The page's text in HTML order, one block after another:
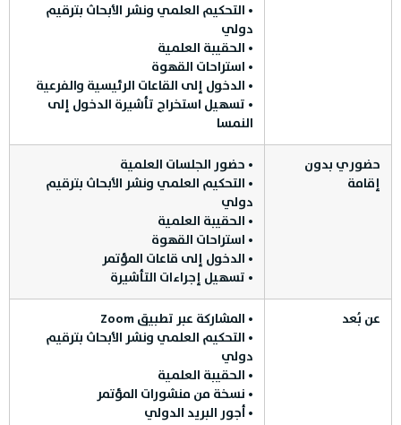
• التحكيم العلمي ونشر الأبحاث بترقيم
دولي
• الحقيبة العلمية
• استراحات القهوة
• الدخول إلى القاعات الرئيسية والفرعية
• تسهيل استخراج تأشيرة الدخول إلى
النمسا
حضوري بدون
إقامة
• حضور الجلسات العلمية
• التحكيم العلمي ونشر الأبحاث بترقيم
دولي
• الحقيبة العلمية
• استراحات القهوة
• الدخول إلى قاعات المؤتمر
• تسهيل إجراءات التأشيرة
عن بُعد
• المشاركة عبر تطبيق Zoom
• التحكيم العلمي ونشر الأبحاث بترقيم
دولي
• الحقيبة العلمية
• نسخة من منشورات المؤتمر
• أجور البريد الدولي